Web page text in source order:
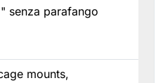
senza parafango
mounts,